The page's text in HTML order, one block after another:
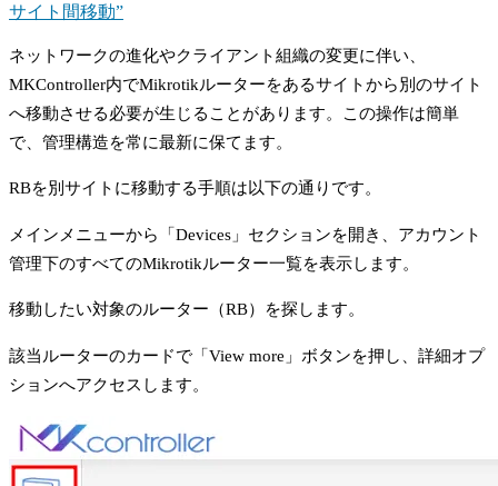
サイト間移動”
ネットワークの進化やクライアント組織の変更に伴い、
MKController内でMikrotikルーターをあるサイトから別のサイト
へ移動させる必要が生じることがあります。この操作は簡単
で、管理構造を常に最新に保てます。
RBを別サイトに移動する手順は以下の通りです。
メインメニューから「Devices」セクションを開き、アカウント
管理下のすべてのMikrotikルーター一覧を表示します。
移動したい対象のルーター（RB）を探します。
該当ルーターのカードで「View more」ボタンを押し、詳細オプ
ションへアクセスします。